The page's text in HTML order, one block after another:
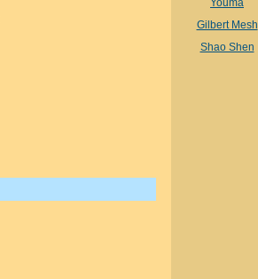
Youma
Gilbert Mesh
Shao Shen